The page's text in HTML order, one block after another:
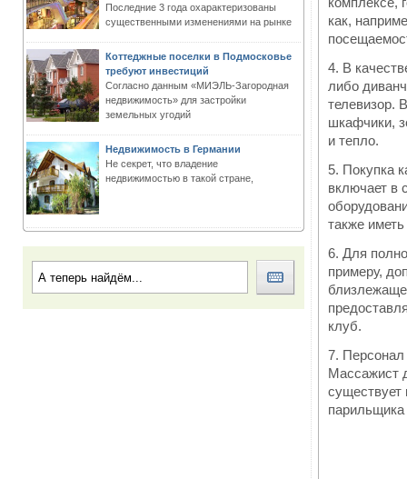
Последние 3 года охарактеризованы
существенными изменениями на рынке
Коттеджные поселки в Подмосковье
требуют инвестиций
Согласно данным «МИЭЛЬ-Загородная
недвижимость» для застройки
земельных угодий
Недвижимость в Германии
Не секрет, что владение
недвижимостью в такой стране,
как,
4. В
либо
телевизор.
шкафчики,
и тепло.
5. Покупка
включает в
также
6. Для
примеру,
клуб.
7.
Массажист
существует
парильщика